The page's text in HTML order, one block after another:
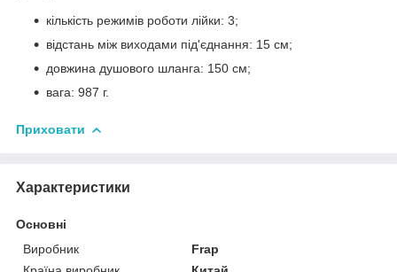
кількість режимів роботи лійки: 3;
відстань між виходами під'єднання: 15 см;
довжина душового шланга: 150 см;
вага: 987 г.
Приховати
Характеристики
Основні
Виробник
Frap